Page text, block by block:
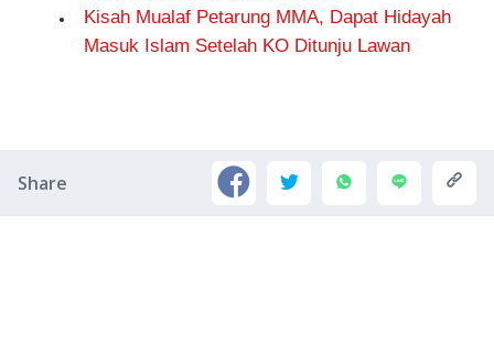
Kisah Mualaf Petarung MMA, Dapat Hidayah
Masuk Islam Setelah KO Ditunju Lawan
Share